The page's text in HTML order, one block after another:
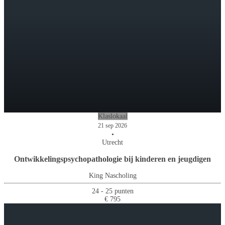
Klaslokaal
21 sep 2026
•
Utrecht
Ontwikkelingspsychopathologie bij kinderen en jeugdigen
King Nascholing
24 - 25 punten
€ 795